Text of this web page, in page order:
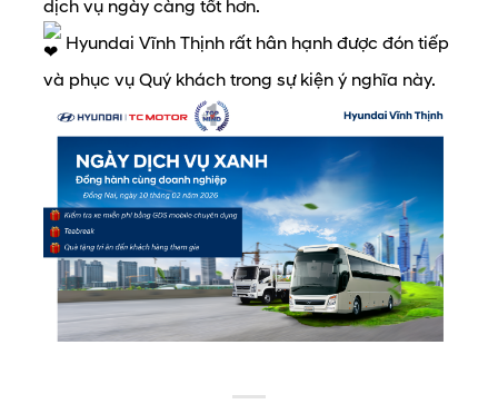
dịch vụ ngày càng tốt hơn.
Hyundai Vĩnh Thịnh rất hân hạnh được đón tiếp
và phục vụ Quý khách trong sự kiện ý nghĩa này.